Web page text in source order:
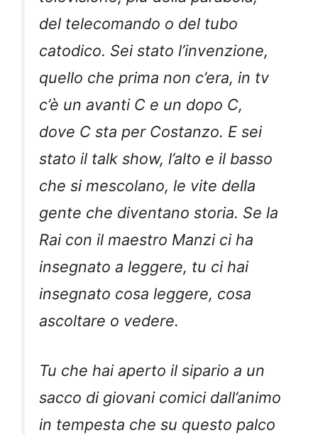
del telecomando o del tubo
catodico. Sei stato l’invenzione,
quello che prima non c’era, in tv
c’è un avanti C e un dopo C,
dove C sta per Costanzo. E sei
stato il talk show, l’alto e il basso
che si mescolano, le vite della
gente che diventano storia. Se la
Rai con il maestro Manzi ci ha
insegnato a leggere, tu ci hai
insegnato cosa leggere, cosa
ascoltare o vedere.
Tu che hai aperto il sipario a un
sacco di giovani comici dall’animo
in tempesta che su questo palco